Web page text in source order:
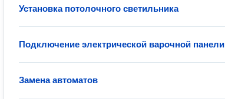
Установка потолочного светильника
Подключение электрической варочной панели
Замена автоматов